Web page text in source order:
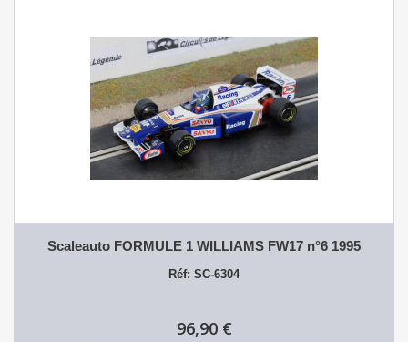
Scaleauto FORMULE 1 WILLIAMS FW17 n°6 1995
Réf: SC-6304
96,90 €